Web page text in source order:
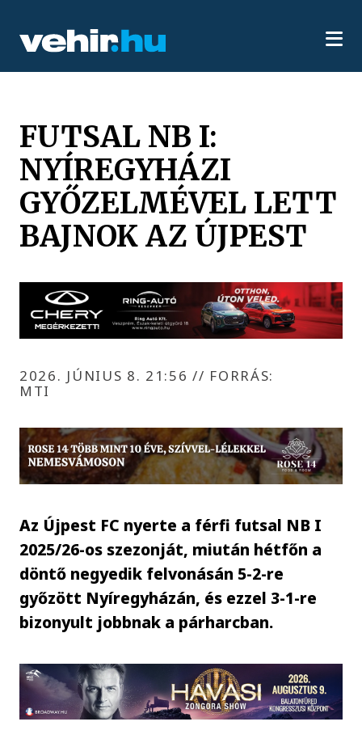
FUTSAL NB I:
NYÍREGYHÁZI
GYŐZELMÉVEL LETT
BAJNOK AZ ÚJPEST
2026. JÚNIUS 8. 21:56// FORRÁS:
MTI
Az Újpest FC nyerte a férfi futsal NB I
2025/26-os szezonját, miután hétfőn a
döntő negyedik felvonásán 5-2-re
győzött Nyíregyházán, és ezzel 3-1-re
bizonyult jobbnak a párharcban.